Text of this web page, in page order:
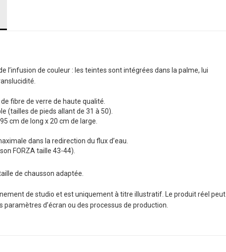
l’infusion de couleur : les teintes sont intégrées dans la palme, lui
fibre de verre de haute qualité.
(tailles de pieds allant de 31 à 50).
cm de long x 20 cm de large.
dans la redirection du flux d’eau.
FORZA taille 43-44).
de chausson adaptée.
de studio et est uniquement à titre illustratif. Le produit réel peut
d’écran ou des processus de production.